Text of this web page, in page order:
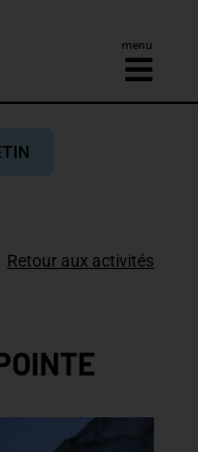
menu
Retour aux activités